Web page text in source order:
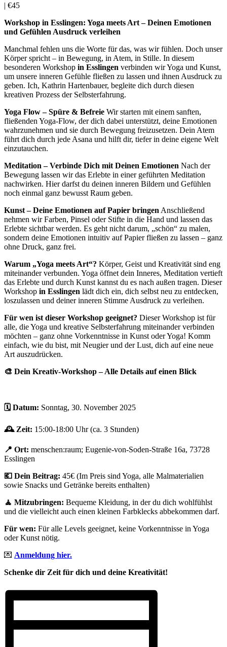
| €45
Workshop in Esslingen: Yoga meets Art – Deinen Emotionen
und Gefühlen Ausdruck verleihen
Manchmal fehlen uns die Worte für das, was wir fühlen. Doch unser
Körper spricht – in Bewegung, in Atem, in Stille. In diesem
besonderen Workshop in Esslingen verbinden wir Yoga und Kunst,
um unsere inneren Gefühle fließen zu lassen und ihnen Ausdruck zu
geben. Ich, Kathrin Hartenbauer, begleite dich durch diesen
kreativen Prozess der Selbsterfahrung.
Yoga Flow – Spüre & Befreie Wir starten mit einem sanften,
fließenden Yoga-Flow, der dich dabei unterstützt, deine Emotionen
wahrzunehmen und sie durch Bewegung freizusetzen. Dein Atem
führt dich durch jede Asana und hilft dir, tiefer in deine eigene Welt
einzutauchen.
Meditation – Verbinde Dich mit Deinen Emotionen Nach der
Bewegung lassen wir das Erlebte in einer geführten Meditation
nachwirken. Hier darfst du deinen inneren Bildern und Gefühlen
noch einmal ganz bewusst Raum geben.
Kunst – Deine Emotionen auf Papier bringen Anschließend
nehmen wir Farben, Pinsel oder Stifte in die Hand und lassen das
Erlebte sichtbar werden. Es geht nicht darum, „schön“ zu malen,
sondern deine Emotionen intuitiv auf Papier fließen zu lassen – ganz
ohne Druck, ganz frei.
Warum „Yoga meets Art“? Körper, Geist und Kreativität sind eng
miteinander verbunden. Yoga öffnet dein Inneres, Meditation vertieft
das Erlebte und durch Kunst kannst du es nach außen tragen. Dieser
Workshop in Esslingen lädt dich ein, dich selbst neu zu entdecken,
loszulassen und deiner inneren Stimme Ausdruck zu verleihen.
Für wen ist dieser Workshop geeignet? Dieser Workshop ist für
alle, die Yoga und kreative Selbsterfahrung miteinander verbinden
möchten – ganz ohne Vorkenntnisse in Kunst oder Yoga! Komm
einfach, wie du bist, mit Neugier und der Lust, dich auf eine neue
Art auszudrücken.
🎨 Dein Kreativ-Workshop – Alle Details auf einen Blick
🗓️ Datum: Sonntag, 30. November 2025
🕰️ Zeit: 15:00-18:00 Uhr (ca. 3 Stunden)
📍 Ort: menschen:raum; Eugenie-von-Soden-Straße 16a, 73728
Esslingen
💶 Dein Beitrag: 45€ (Im Preis sind Yoga, alle Malmaterialien
sowie Snacks und Getränke bereits enthalten)
🧘 Mitzubringen: Bequeme Kleidung, in der du dich wohlfühlst
und die vielleicht auch einen kleinen Farbklecks abbekommen darf.
Für wen: Für alle Levels geeignet, keine Vorkenntnisse in Yoga
oder Kunst nötig.
💌 Anmeldung hier.
Schenke dir Zeit für dich und deine Kreativität!